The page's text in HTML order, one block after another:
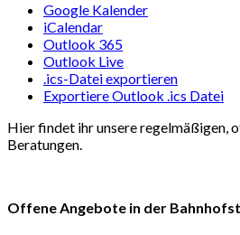
Google Kalender
iCalendar
Outlook 365
Outlook Live
.ics-Datei exportieren
Exportiere Outlook .ics Datei
Hier findet ihr unsere regelmäßigen,
Beratungen.
Offene Angebote in der